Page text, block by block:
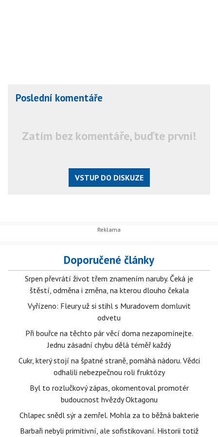
Poslední komentáře
Zatím bez komentáře, buďte první!
VSTUP DO DISKUZE
Doporučené články
Srpen převrátí život třem znamením naruby. Čeká je
štěstí, odměna i změna, na kterou dlouho čekala
Vyřízeno: Fleury už si stihl s Muradovem domluvit
odvetu
Při bouřce na těchto pár věcí doma nezapomínejte.
Jednu zásadní chybu dělá téměř každý
Cukr, který stojí na špatné straně, pomáhá nádoru. Vědci
odhalili nebezpečnou roli fruktózy
Byl to rozlučkový zápas, okomentoval promotér
budoucnost hvězdy Oktagonu
Chlapec snědl sýr a zemřel. Mohla za to běžná bakterie
Barbaři nebyli primitivní, ale sofistikovaní. Historii totiž